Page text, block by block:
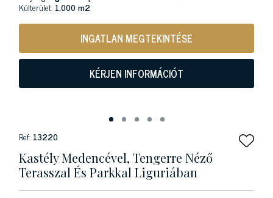
Külterület: 1,000 m2
INGATLAN MEGTEKINTÉSE
KÉRJEN INFORMÁCIÓT
Ref: 13220
Kastély Medencével, Tengerre Néző
Terasszal És Parkkal Liguriában